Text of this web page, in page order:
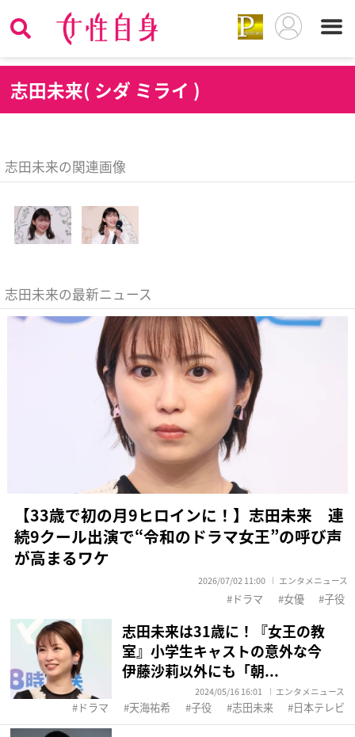
志田未来( シダ ミライ )
志田未来の関連画像
志田未来の最新ニュース
【33歳で初の月9ヒロインに！】志田未来 連
続9クール出演で“令和のドラマ女王”の呼び声
が高まるワケ
2026/07/02 11:00 エンタメニュース
ドラマ 女優 子役
志田未来は31歳に！『女王の教
室』小学生キャストの意外な今
伊藤沙莉以外にも「朝...
2024/05/16 16:01 エンタメニュース
ドラマ 天海祐希 子役 志田未来 日本テレビ